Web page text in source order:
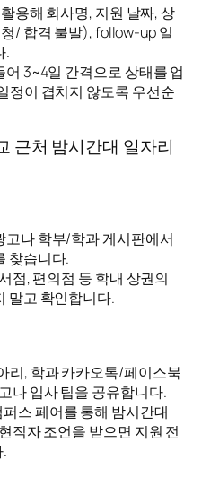
용해 회사명, 지원 날짜, 상
/ 합격 불발), follow-up 일
.
3~4일 간격으로 상태를 업
정이 겹치지 않도록 우선순
근처 밤시간대 일자리
고나 학부/학과 게시판에서
찾습니다.
점, 편의점 등 학내 상권의
말고 확인합니다.
리, 학과 카카오톡/페이스북
나 입사 팁을 공유합니다.
스 페어를 통해 밤시간대
직자 조언을 받으면 지원 전